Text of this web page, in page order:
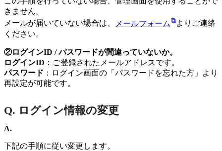
きません。
メールが届いていない場合は、
メールフォーム
よりご連絡
ください。
②ログインID / パスワードが間違っていないか。
ログインID ：ご登録されたメールアドレスです。
パスワード ：ログイン画面の「パスワードを忘れた方」より
再設定が可能です。
Q. ログイン情報の変更
A.
下記の手順に従い変更します。